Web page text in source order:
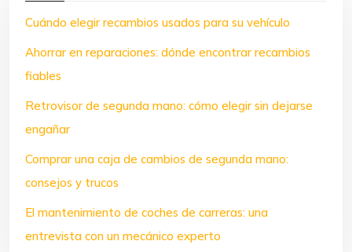
Cuándo elegir recambios usados para su vehículo
Ahorrar en reparaciones: dónde encontrar recambios
fiables
Retrovisor de segunda mano: cómo elegir sin dejarse
engañar
Comprar una caja de cambios de segunda mano:
consejos y trucos
El mantenimiento de coches de carreras: una
entrevista con un mecánico experto